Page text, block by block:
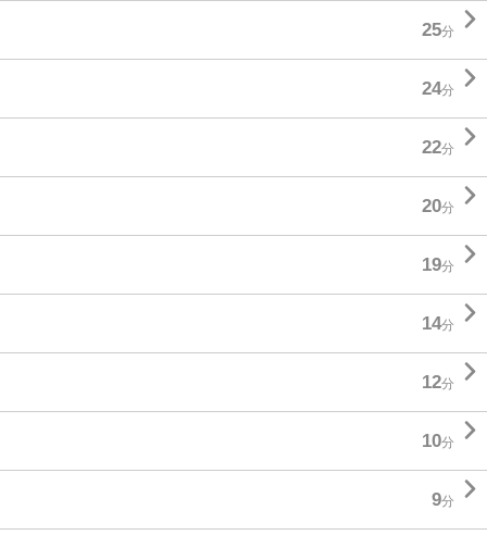
25分 
24分 
22分 
20分 
19分 
14分 
12分 
10分 
9分 